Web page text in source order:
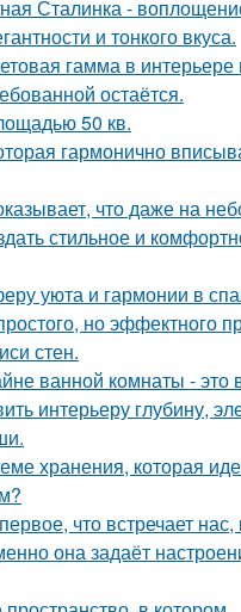
Сталинка -
и тонкого вкуса.
гамма в интерьере
остаётся.
50 кв.
гармонично
что даже на
стильное и
уюта и гармонии в
но эффектного
стен.
ванной комнаты - это
интерьеру глубину,
хранения, которая
что встречает нас,
она задаёт